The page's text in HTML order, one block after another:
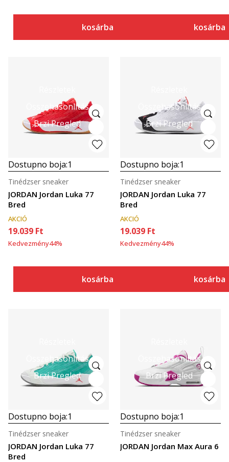
kosárba kosárba
Összehasonlítás
Brzi Pregled
Dostupno boja:1
JORDAN Jordan Luka 77
Bred
Tinédzser sneaker
AKCIÓ
19.039 Ft
Kedvezmény44%
kosárba
Összehasonlítás
Brzi Pregled
Dostupno boja:1
JORDAN Jordan Luka 77
Bred
Tinédzser sneaker
AKCIÓ
19.039 Ft
Kedvezmény44%
kosárba
Összehasonlítás
Brzi Pregled
Dostupno boja:1
JORDAN Jordan Luka 77
Bred
Tinédzser sneaker
Összehasonlítás
Brzi Pregled
Dostupno boja:1
JORDAN Jordan Max Aura 6
Tinédzser sneaker